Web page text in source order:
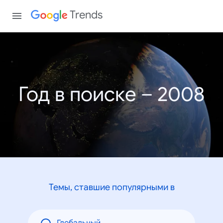
Trends
Год в поиске – 2008
Темы, ставшие популярными в